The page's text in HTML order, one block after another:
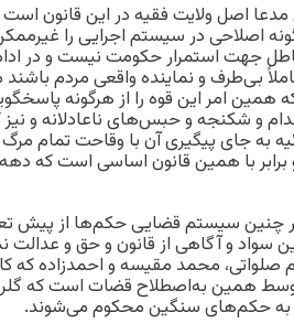
مدعا اصل ولایت فقیه در این قانون است
اصلاحی در سیستم اجرایی را
جهت استمرار حکومت نیست و در
بی‌طرف و نماینده واقعی مردم
همین امر این قوه را از هرگونه
و شکنجه و حبس‌های ناعادلانه و
به جای پیگیری آن با وقاحت تمام
برابر با همین قانون اساسی است که
چنین سیستم قضایی حکم‌ها از پیش
سواد و آگاهی از قانون و حق و عدالت
صلواتی، محمد مقیسه و احمدزاده
همین به‌اصطلاح قضات است که
به حکم‌های سنگین محکوم می‌شوند.